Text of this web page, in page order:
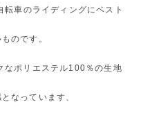
車のライディングにベスト
のです。
なポリエステル100％の生地
なっています、